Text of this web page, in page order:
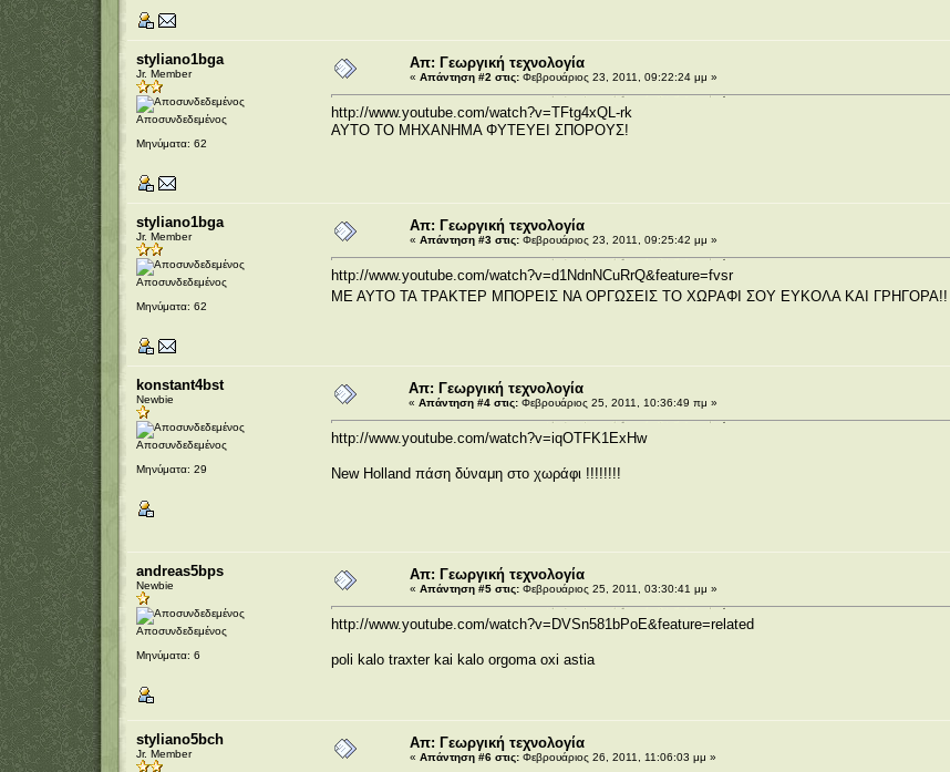
styliano1bga
Jr. Member
Αποσυνδεδεμένος
Μηνύματα: 62
Απ: Γεωργική τεχνολογία
« Απάντηση #2 στις:Φεβρουάριος 23, 2011, 09:22:24 μμ »
http://www.youtube.com/watch?v=TFtg4xQL-rk
ΑΥΤΟ ΤΟ ΜΗΧΑΝΗΜΑ ΦΥΤΕΥΕΙ ΣΠΟΡΟΥΣ!
styliano1bga
Jr. Member
Αποσυνδεδεμένος
Μηνύματα: 62
Απ: Γεωργική τεχνολογία
« Απάντηση #3 στις:Φεβρουάριος 23, 2011, 09:25:42 μμ »
http://www.youtube.com/watch?v=d1NdnNCuRrQ&feature=fvsr
ΜΕ ΑΥΤΟ ΤΑ ΤΡΑΚΤΕΡ ΜΠΟΡΕΙΣ ΝΑ ΟΡΓΩΣΕΙΣ ΤΟ ΧΩΡΑΦΙ ΣΟΥ ΕΥΚΟΛΑ ΚΑΙ ΓΡΗΓΟΡΑ!!
konstant4bst
Newbie
Αποσυνδεδεμένος
Μηνύματα: 29
Απ: Γεωργική τεχνολογία
« Απάντηση #4 στις:Φεβρουάριος 25, 2011, 10:36:49 πμ »
http://www.youtube.com/watch?v=iqOTFK1ExHw
New Holland πάση δύναμη στο χωράφι !!!!!!!!
andreas5bps
Newbie
Αποσυνδεδεμένος
Μηνύματα: 6
Απ: Γεωργική τεχνολογία
« Απάντηση #5 στις:Φεβρουάριος 25, 2011, 03:30:41 μμ »
http://www.youtube.com/watch?v=DVSn581bPoE&feature=related
poli kalo traxter kai kalo orgoma oxi astia
styliano5bch
Jr. Member
Απ: Γεωργική τεχνολογία
« Απάντηση #6 στις:Φεβρουάριος 26, 2011, 11:06:03 μμ »